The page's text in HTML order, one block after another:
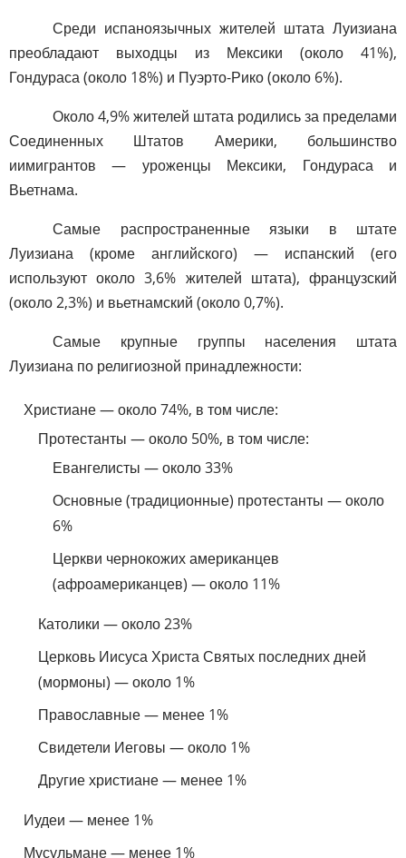
Среди испаноязычных жителей штата Луизиана
преобладают выходцы из Мексики (около 41%),
Гондураса (около 18%) и Пуэрто-Рико (около 6%).
Около 4,9% жителей штата родились за пределами
Соединенных Штатов Америки, большинство
иимигрантов — уроженцы Мексики, Гондураса и
Вьетнама.
Самые распространенные языки в штате
Луизиана (кроме английского) — испанский (его
используют около 3,6% жителей штата), французский
(около 2,3%) и вьетнамский (около 0,7%).
Самые крупные группы населения штата
Луизиана по религиозной принадлежности:
Христиане — около 74%, в том числе:
Протестанты — около 50%, в том числе:
Евангелисты — около 33%
Основные (традиционные) протестанты — около
6%
Церкви чернокожих американцев
(афроамериканцев) — около 11%
Католики — около 23%
Церковь Иисуса Христа Святых последних дней
(мормоны) — около 1%
Православные — менее 1%
Свидетели Иеговы — около 1%
Другие христиане — менее 1%
Иудеи — менее 1%
Мусульмане — менее 1%